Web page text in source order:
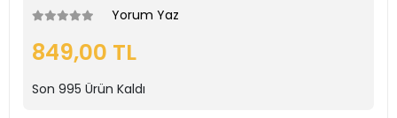
Yorum Yaz
849,00 TL
Son 995 Ürün Kaldı